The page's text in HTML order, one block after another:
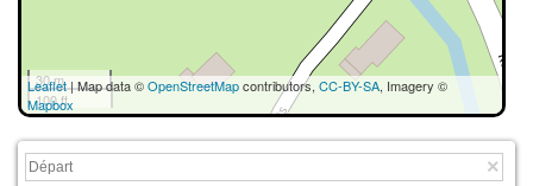
30 m
100 ft
Leaflet| Map data ©OpenStreetMapcontributors, CC-BY-SA, Imagery ©
Mapbox